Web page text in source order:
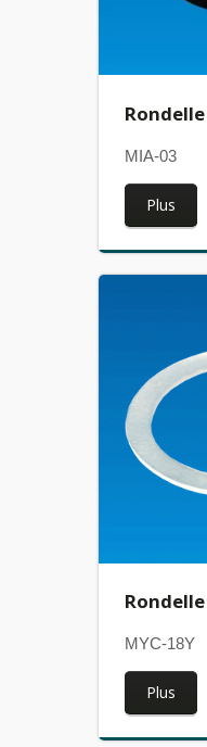
Rondelle
MIA-03
Plus
Rondelle
MYC-18Y
Plus